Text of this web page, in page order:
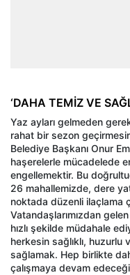
‘DAHA TEMİZ VE
Yaz ayları gelmeden
rahat bir sezon
Belediye Başkanı Onur
haşerelerle mücadelede
engellemektir. Bu
26 mahallemizde, dere
noktada düzenli ilaçlama
Vatandaşlarımızdan
hızlı şekilde müdahale
herkesin sağlıklı,
sağlamak. Hep birlikte
çalışmaya devam